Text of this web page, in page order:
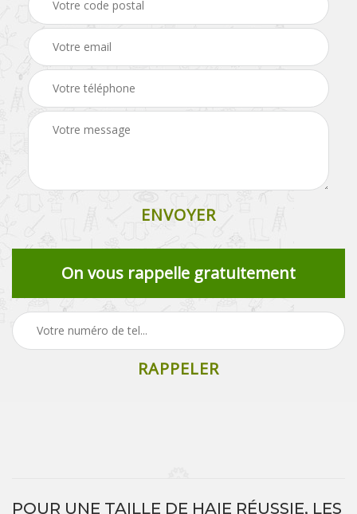
On vous rappelle gratuitement
POUR UNE TAILLE DE HAIE RÉUSSIE, LES